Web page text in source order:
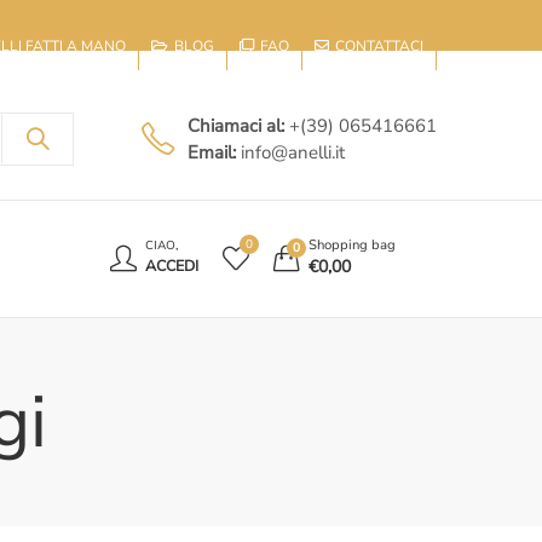
FATTI A MANO BLOG FAQ CONTATTACI
Chiamaci al: +(39) 065416661
Email: info@anelli.it
CIAO,
ACCEDI
0 0 Shopping bag
€0,00